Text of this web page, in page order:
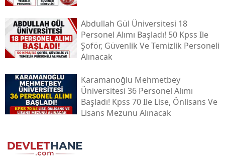
Abdullah Gül Üniversitesi 18
Personel Alımı Başladı! 50 Kpss Ile
Şoför, Güvenlik Ve Temizlik Personeli
Alınacak
Karamanoğlu Mehmetbey
Üniversitesi 36 Personel Alımı
Başladı! Kpss 70 Ile Lise, Önlisans Ve
Lisans Mezunu Alınacak